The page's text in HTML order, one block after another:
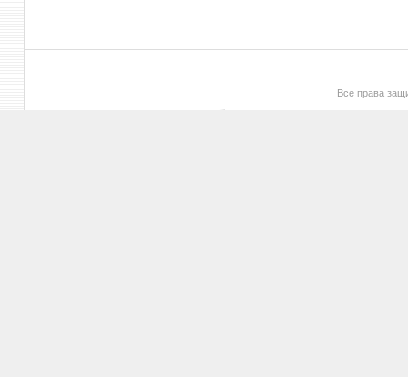
Все права